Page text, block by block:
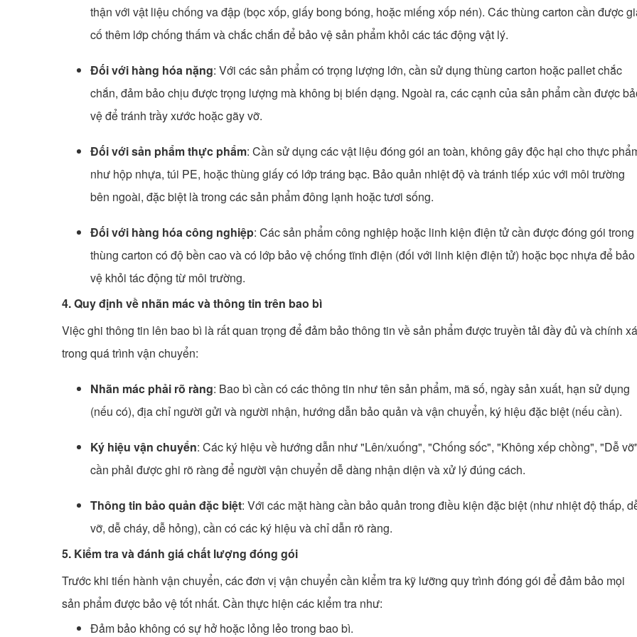
thận với vật liệu chống va đập (bọc xốp, giấy bong bóng, hoặc miếng xốp nén). Các thùng carton cần được
cố thêm lớp chống thấm và chắc chắn để bảo vệ sản phẩm khỏi các tác động vật lý.
Đối với hàng hóa nặng: Với các sản phẩm có trọng lượng lớn, cần sử dụng thùng carton hoặc pallet chắc
chắn, đảm bảo chịu được trọng lượng mà không bị biến dạng. Ngoài ra, các cạnh của sản phẩm cần được
vệ để tránh trầy xước hoặc gãy vỡ.
Đối với sản phẩm thực phẩm: Cần sử dụng các vật liệu đóng gói an toàn, không gây độc hại cho thực
như hộp nhựa, túi PE, hoặc thùng giấy có lớp tráng bạc. Bảo quản nhiệt độ và tránh tiếp xúc với môi trường
bên ngoài, đặc biệt là trong các sản phẩm đông lạnh hoặc tươi sống.
Đối với hàng hóa công nghiệp: Các sản phẩm công nghiệp hoặc linh kiện điện tử cần được đóng gói trong
thùng carton có độ bền cao và có lớp bảo vệ chống tĩnh điện (đối với linh kiện điện tử) hoặc bọc nhựa để bảo
vệ khỏi tác động từ môi trường.
4. Quy định về nhãn mác và thông tin trên bao bì
Việc ghi thông tin lên bao bì là rất quan trọng để đảm bảo thông tin về sản phẩm được truyền tải đầy đủ và chính
trong quá trình vận chuyển:
Nhãn mác phải rõ ràng: Bao bì cần có các thông tin như tên sản phẩm, mã số, ngày sản xuất, hạn sử dụng
(nếu có), địa chỉ người gửi và người nhận, hướng dẫn bảo quản và vận chuyển, ký hiệu đặc biệt (nếu cần).
Ký hiệu vận chuyển: Các ký hiệu về hướng dẫn như "Lên/xuống", "Chống sốc", "Không xếp chồng", "Dễ vỡ"
cần phải được ghi rõ ràng để người vận chuyển dễ dàng nhận diện và xử lý đúng cách.
Thông tin bảo quản đặc biệt: Với các mặt hàng cần bảo quản trong điều kiện đặc biệt (như nhiệt độ thấp,
vỡ, dễ cháy, dễ hỏng), cần có các ký hiệu và chỉ dẫn rõ ràng.
5. Kiểm tra và đánh giá chất lượng đóng gói
Trước khi tiến hành vận chuyển, các đơn vị vận chuyển cần kiểm tra kỹ lưỡng quy trình đóng gói để đảm bảo mọi
sản phẩm được bảo vệ tốt nhất. Cần thực hiện các kiểm tra như:
Đảm bảo không có sự hở hoặc lỏng lẻo trong bao bì.